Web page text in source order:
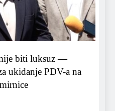
biti luksuz —
ukidanje PDV-a na